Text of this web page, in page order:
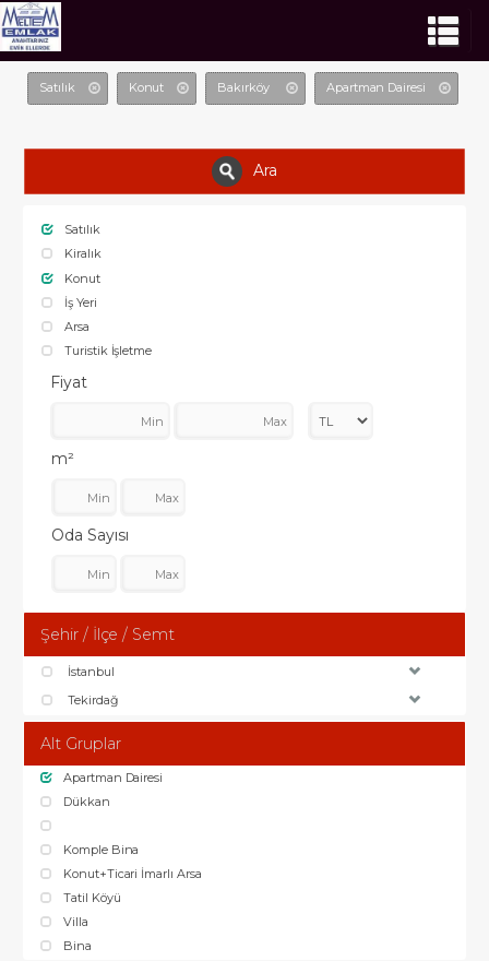
Satılık Konut Bakırköy Apartman Dairesi
Ara
Satılık
Kiralık
Konut
İş Yeri
Arsa
Turistik İşletme
Fiyat
m²
Oda Sayısı
Şehir / İlçe / Semt
İstanbul
Tekirdağ
Alt Gruplar
Apartman Dairesi
Dükkan
Komple Bina
Konut+Ticari İmarlı Arsa
Tatil Köyü
Villa
Bina